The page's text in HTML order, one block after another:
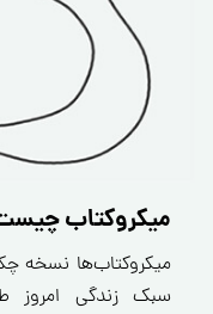
میکروکتاب
میکروکتاب‌ها نسخه
سبک زندگی امروز